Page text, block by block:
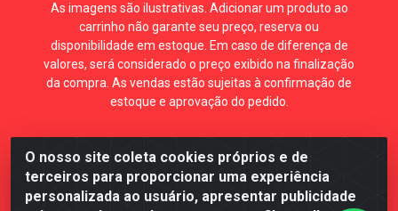
O nosso site coleta cookies próprios e de
terceiros para proporcionar uma experiência
personalizada ao usuário, apresentar publicidade
As imagens são ilustrativas. Adicionar um produto ao
carrinho não garante seu preço, reserva ou
disponibilidade em estoque. Em caso de diferença de
valores, será considerado o preço exibido na finalização
da compra. As vendas estão sujeitas à confirmação de
estoque e aprovação do pedido.
Mécari Distribuidora - Av. Gury Marques, 5164. Jd Centro
Oeste. Campo Grande MS. CEP 79072-000. CNPJ
70.357.959/0001-64